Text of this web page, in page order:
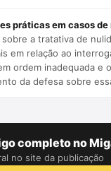
práticas em casos de
sobre a tratativa de
em relação ao
ordem inadequada e o
da defesa sobre
completo no
no site da publicação